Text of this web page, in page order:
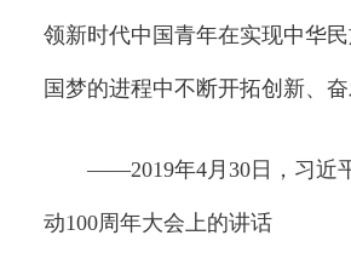
领新时代中国青年在实现中华
国梦的进程中不断开拓创新、奋
——2019年4月30日，习近
动100周年大会上的讲话